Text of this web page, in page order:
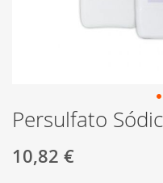
Persulfato
10,82 €
Saltar
al
de